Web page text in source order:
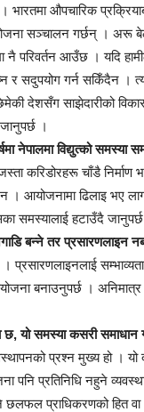
भारतमा औपचारिक
सञ्चालन गर्छन् । अरू
नै परिवर्तन आउँछ । यदि
र सदुपयोग गर्न सकिँदैन ।
देशसँग साझेदारीको
।
नेपालमा विद्युत्को समस्या
करिडोरहरू चाँडै निर्माण
। आयोजनामा ढिलाइ भए
समस्यालाई हटाउँदै
बन्ने तर प्रसारणलाइन
प्रसारणलाइनलाई
बनाउनुपर्छ ।
छ, यो समस्या कसरी समाधान
प्रश्न मुख्य हो ।
पनि प्रतिनिधि नहुने
छलफल प्राधिकरणको हित